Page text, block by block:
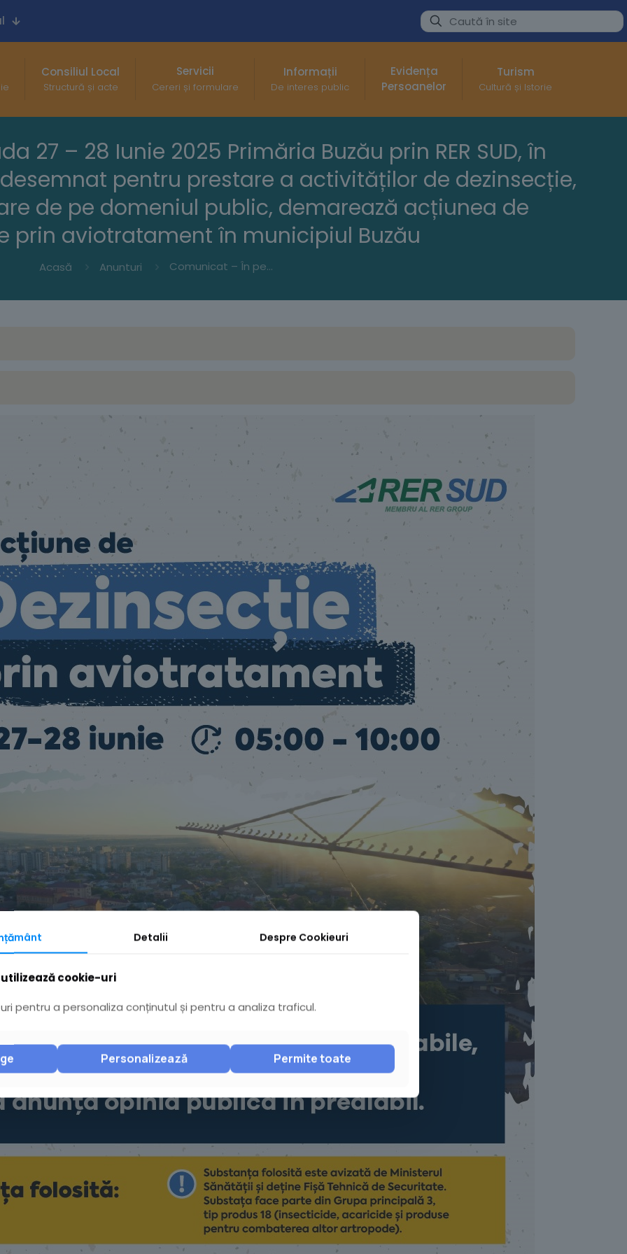
Consiliul Local
Structură și acte
Servicii
Cereri și formulare
Informații
De interes public
Evidența
Persoanelor
Turism
Cultură și Istorie
27 – 28 Iunie 2025 Primăria Buzău prin RER SUD, în
pentru prestare a activităților de dezinsecție,
de pe domeniul public, demarează acțiunea de
prin aviotratament în municipiul Buzău
Acasă Anunturi Comunicat – În perioada 27 – 28 Iunie 2025 Primăria Buzău prin RER SUD, în calitate de unic operator desemnat pentru prestare a activităților de dezinsecție, dezinfecție și deratizare de pe domeniul public, demarează acțiunea de dezinsecție prin aviotratament în municipiul Buzău
Detalii Despre Cookieuri
cookie-uri
pentru a personaliza conținutul și pentru a analiza traficul.
Personalizează Permite toate